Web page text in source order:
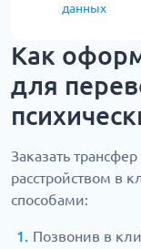
данных
Как
для
Заказать
расстройством в
способами:
Позвонив в